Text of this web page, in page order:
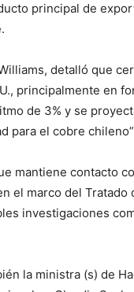
principal de
detalló que
principalmente en
de 3% y se
para el cobre
mantiene contacto
el marco del
investigaciones
la ministra (s) de